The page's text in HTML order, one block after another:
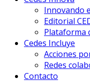
Innovando
Editorial
Plataforma
Cedes Incluye
Acciones
Redes
Contacto